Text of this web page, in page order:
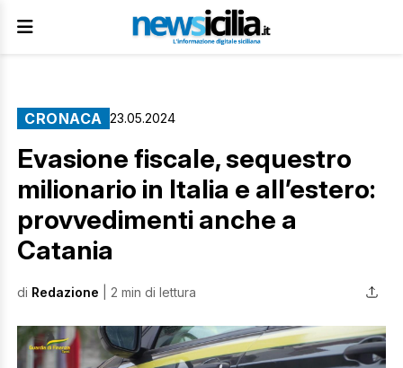
CRONACA 23.05.2024
Evasione fiscale, sequestro
milionario in Italia e all’estero:
provvedimenti anche a
Catania
di Redazione | 2 min di lettura